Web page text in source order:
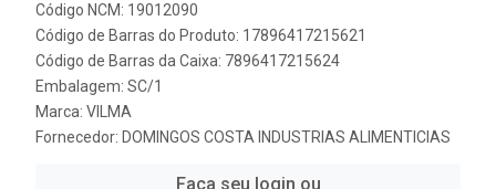
Código NCM: 19012090
Código de Barras do Produto: 17896417215621
Código de Barras da Caixa: 7896417215624
Embalagem: SC/1
Marca: VILMA
Fornecedor: DOMINGOS COSTA INDUSTRIAS ALIMENTICIAS
Faça seu login ou